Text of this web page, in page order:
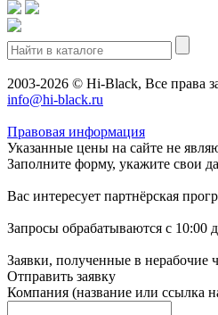
2003-2026 © Hi-Black, Все права
info@hi-black.ru
Правовая информация
Указанные цены на сайте не
Заполните форму, укажите свои
Вас интересует партнёрская
Запросы обрабатываются с 10:00
Заявки, полученные в нерабочие
Отправить заявку
Компания (название или ссылка